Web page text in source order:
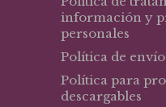
información y
personales
Política de envío
Política para
descargables